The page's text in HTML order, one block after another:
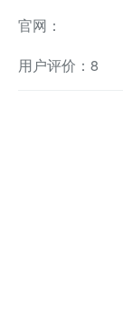
官网：
用户评价：8